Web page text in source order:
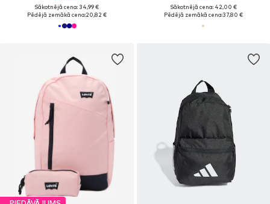
Sākotnējā cena: 34,99 €
Pēdējā zemākā cena:20,82 €
Sākotnējā cena: 42,00 €
Pēdējā zemākā cena:37,80 €